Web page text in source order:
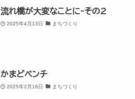
流れ橋が大変なことに‐その2
2025年4月13日 まちづくり
かまどベンチ
2025年2月16日 まちづくり